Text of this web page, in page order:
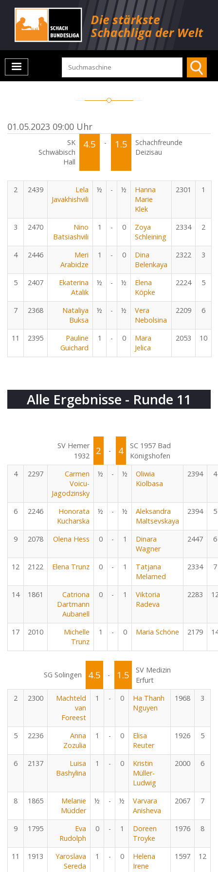
01.05.2023 09:00 Uhr
SK
Schwäbisch
Hall
4.5 - 1.5
Schachfreunde
Deizisau
2 2439
Lela
Javakhishvili
½ - ½
Hanna
Marie
Klek
2301 1
3 2470
Nino
Batsiashvili
1 - 0
Zoya
Schleining
2334 2
4 2446
Meri
Arabidze
1 - 0
Dina
Belenkaya
2322 3
5 2407
Ekaterina
Atalik
½ - ½
Elena
Köpke
2224 5
7 2368
Nataliya
Buksa
½ - ½
Vera
Nebolsina
2209 6
11 2395
Pauline
Guichard
1 - 0
Mara
Jelica
2053 10
Alle Ergebnisse - Runde 11
SV Hemer
1932
2 - 4
SC 1957 Bad
Königshofen
4
2297
Carmen
Voicu-
Jagodzinsky
½ - ½
Oliwia
Kiolbasa
2394 4
6 2246
Honorata
Kucharska
½ - ½
Aleksandra
Maltsevskaya
2394 5
9 2078 Olena Hess 0 - 1
Dinara
Wagner
2447 6
12 2122 Elena Trunz 0 - 1
Tatjana
Melamed
2334 7
14 1861
Catriona
Dartmann
Aubanell
0 - 1
Viktoria
Radeva
2283
17 2010
Michelle
Trunz
1 - 0 Maria Schöne 2179
SG Solingen 4.5 - 1.5
SV Medizin
Erfurt
2
2300
Machteld
van
Foreest
1 - 0
Ha Thanh
Nguyen
1968 3
5 2236
Anna
Zozulia
1 - 0
Elisa
Reuter
1926 5
6 2137
Luisa
Bashylina
1 - 0
Kristin
Müller-
Ludwig
2000 6
8 1865
Melanie
Müdder
½ - ½
Varvara
Anisheva
2067 7
9 1795
Eva
Rudolph
0 - 1
Doreen
Troyke
1976 8
11 1913
Yaroslava
Sereda
1 - 0
Helena
Irene
1597 12